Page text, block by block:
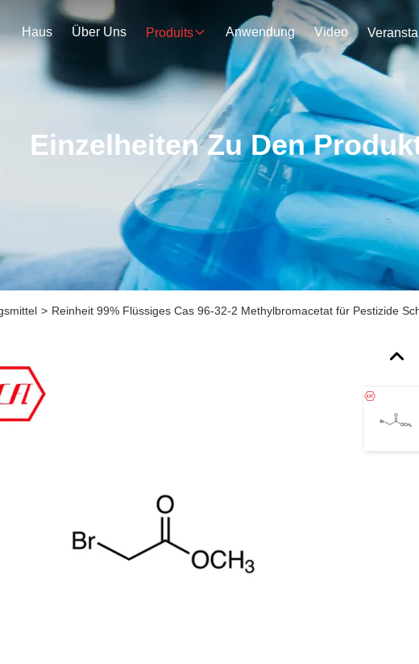
Haus Über Uns Produits Anwendung Video
Einzelheiten Zu Den
> Reinheit 99% Flüssiges Cas 96-32-2 Methylbromacetat für Pestizide